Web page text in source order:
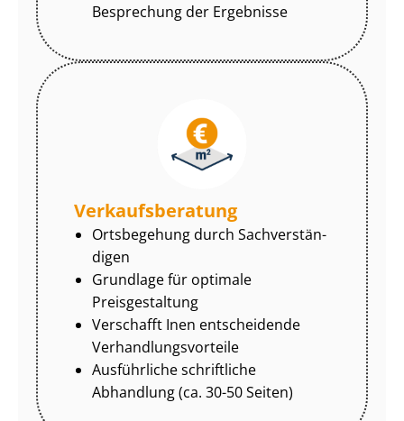
Besprechung der Ergebnisse
Ver­kaufs­be­ra­tung
Ortsbegehung durch Sach­ver­stän­
di­gen
Grundlage für optimale
Preisgestaltung
Verschafft Inen entscheidende
Ver­hand­lungs­vor­tei­le
Ausführliche schriftliche
Abhandlung (ca. 30-50 Seiten)